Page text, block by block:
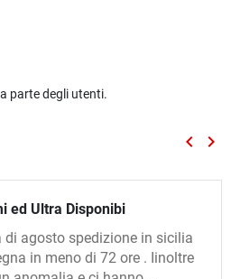
parte degli utenti.
keyboard_arrow_left keyboard_arrow_right
ed Ultra Disponibi
di agosto spedizione in sicilia
in meno di 72 ore . Iinoltre